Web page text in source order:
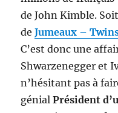
de John Kimble.
deJumeaux –
C’est donc une
Shwarzenegger et
n’hésitant pas à
génialPrésident